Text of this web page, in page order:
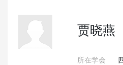
贾晓燕
所在学会